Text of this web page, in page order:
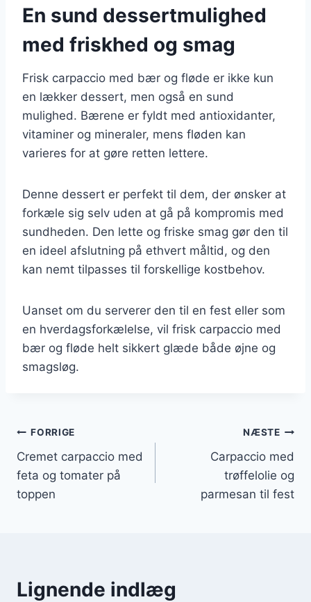
En sund dessertmulighed
med friskhed og smag
Frisk carpaccio med bær og fløde er ikke kun
en lækker dessert, men også en sund
mulighed. Bærene er fyldt med antioxidanter,
vitaminer og mineraler, mens fløden kan
varieres for at gøre retten lettere.
Denne dessert er perfekt til dem, der ønsker at
forkæle sig selv uden at gå på kompromis med
sundheden. Den lette og friske smag gør den til
en ideel afslutning på ethvert måltid, og den
kan nemt tilpasses til forskellige kostbehov.
Uanset om du serverer den til en fest eller som
en hverdagsforkælelse, vil frisk carpaccio med
bær og fløde helt sikkert glæde både øjne og
smagsløg.
Indlægsnavigation
FORRIGE
Cremet carpaccio med
feta og tomater på
toppen
NÆSTE
Carpaccio med
trøffelolie og
parmesan til fest
Lignende indlæg